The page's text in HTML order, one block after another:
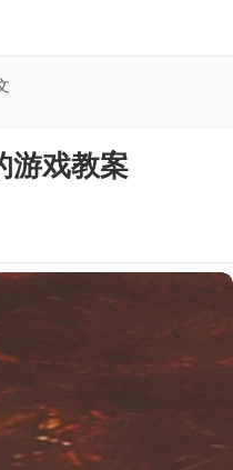
游戏教案